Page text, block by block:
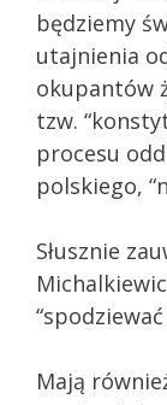
będziemy
utajnienia
okupantów
tzw.
procesu
polskiego,
Słusznie
Mają